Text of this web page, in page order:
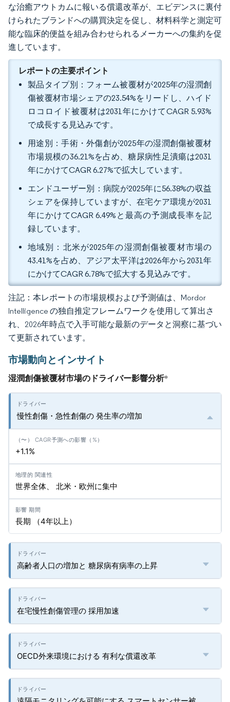
な治癒アウトカムに報いる償還改革が、エビデンスに裏付
けられたブランドへの購買決定を促し、材料科学と測定可
能な臨床的便益を組み合わせられるメーカーへの集約を促
進しています。
レポートの主要ポイント
製品タイプ別：フォーム被覆材が2025年の湿潤創
傷被覆材市場シェアの23.54%をリードし、ハイド
ロコロイド被覆材は2031年にかけてCAGR 5.93%
で成長する見込みです。
用途別：手術・外傷創が2025年の湿潤創傷被覆材
市場規模の36.21%を占め、糖尿病性足潰瘍は2031
年にかけてCAGR 6.27%で拡大しています。
エンドユーザー別：病院が2025年に56.38%の収益
シェアを保持していますが、在宅ケア環境が2031
年にかけてCAGR 6.49%と最高の予測成長率を記
録しています。
地域別：北米が2025年の湿潤創傷被覆材市場の
43.41%を占め、アジア太平洋は2026年から2031年
にかけてCAGR 6.78%で拡大する見込みです。
注記：本レポートの市場規模および予測値は、Mordor
Intelligence の独自推定フレームワークを使用して算出さ
れ、2026年時点で入手可能な最新のデータと洞察に基づい
て更新されています。
市場動向とインサイト
湿潤創傷被覆材市場のドライバー影響分析*
慢性創傷・急性創傷の 発生率の増加
+1.1%
世界全体、 北米・欧州に集中
長期 （4年以上）
高齢者人口の増加と 糖尿病有病率の上昇
在宅慢性創傷管理の 採用加速
OECD外来環境における 有利な償還改革